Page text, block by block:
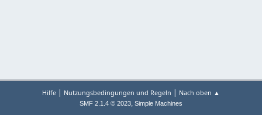
Hilfe | Nutzungsbedingungen und Regeln | Nach oben ▲
SMF 2.1.4 © 2023, Simple Machines